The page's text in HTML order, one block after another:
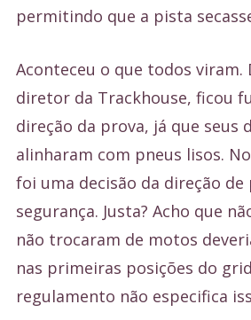
permitindo que a pista
Aconteceu o que todos viram.
diretor da Trackhouse, ficou
direção da prova, já que seus
alinharam com pneus lisos.
foi uma decisão da direção
segurança. Justa? Acho que
não trocaram de motos
nas primeiras posições do
regulamento não especifica